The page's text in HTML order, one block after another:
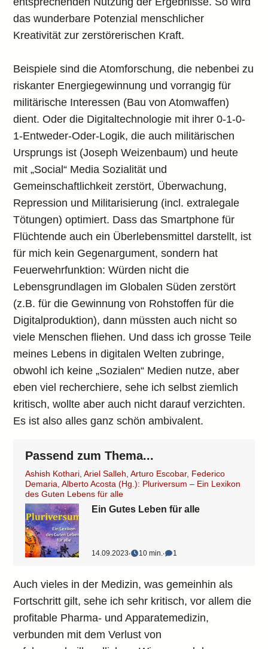
das wunderbare Potenzial menschlicher
Kreativität zur zerstörerischen Kraft.
Beispiele sind die Atomforschung, die nebenbei zu
riskanter Energiegewinnung und vorrangig für
militärische Interessen (Bau von Atomwaffen)
dient. Oder die Digitaltechnologie mit ihrer 0-1-0-
1-Entweder-Oder-Logik, die auch militärischen
Ursprungs ist (Joseph Weizenbaum) und heute
mit „Social“ Media Sozialität und
Gemeinschaftlichkeit zerstört, Überwachung,
Repression und Militarisierung (incl. extralegale
Tötungen) optimiert. Dass das Smartphone für
Flüchtende auch ein Überlebensmittel darstellt, ist
für mich kein Gegenargument, sondern hat
Feuerwehrfunktion: Würden nicht die
Lebensgrundlagen im Globalen Süden zerstört
(z.B. für die Gewinnung von Rohstoffen für die
Digitalproduktion), dann müssten auch nicht so
viele Menschen fliehen. Und dass ich grosse Teile
meines Lebens in digitalen Welten zubringe,
obwohl ich keine „Sozialen“ Medien nutze, aber
eben viel recherchiere, sehe ich selbst ziemlich
kritisch, wollte aber auch nicht darauf verzichten.
Es ist also alles ganz schön ambivalent.
Passend zum Thema...
Ashish Kothari, Ariel Salleh, Arturo Escobar, Federico
Demaria, Alberto Acosta (Hg.): Pluriversum – Ein Lexikon
des Guten Lebens für alle
Ein Gutes Leben für alle
14.09.2023‧ 10 min.‧ 1
Auch vieles in der Medizin, was gemeinhin als
Fortschritt gilt, sehe ich sehr kritisch, vor allem die
profitable Pharma- und Apparatemedizin,
verbunden mit dem Verlust von